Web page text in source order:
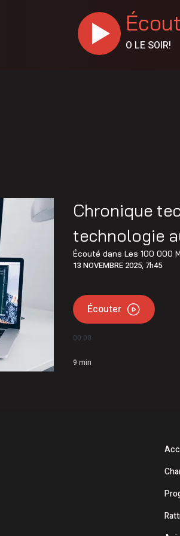
O LE SOIR!
Chronique
technologie
Écouté dansLes 100 000
13 NOVEMBRE 2025, 7h45
Écouter
00:00
9 min